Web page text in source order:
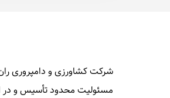
مسئولیت محدود تأسیس و در